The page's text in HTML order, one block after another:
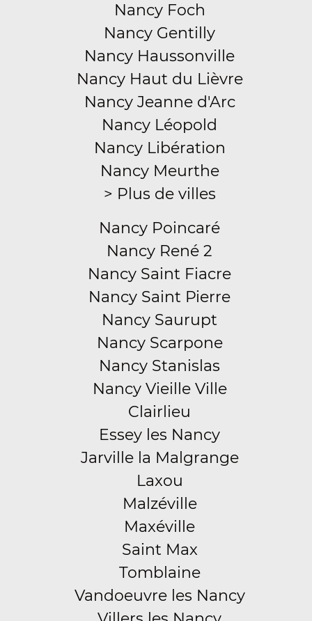
Nancy Foch
Nancy Gentilly
Nancy Haussonville
Nancy Haut du Lièvre
Nancy Jeanne d'Arc
Nancy Léopold
Nancy Libération
Nancy Meurthe
> Plus de villes
Nancy Poincaré
Nancy René 2
Nancy Saint Fiacre
Nancy Saint Pierre
Nancy Saurupt
Nancy Scarpone
Nancy Stanislas
Nancy Vieille Ville
Clairlieu
Essey les Nancy
Jarville la Malgrange
Laxou
Malzéville
Maxéville
Saint Max
Tomblaine
Vandoeuvre les Nancy